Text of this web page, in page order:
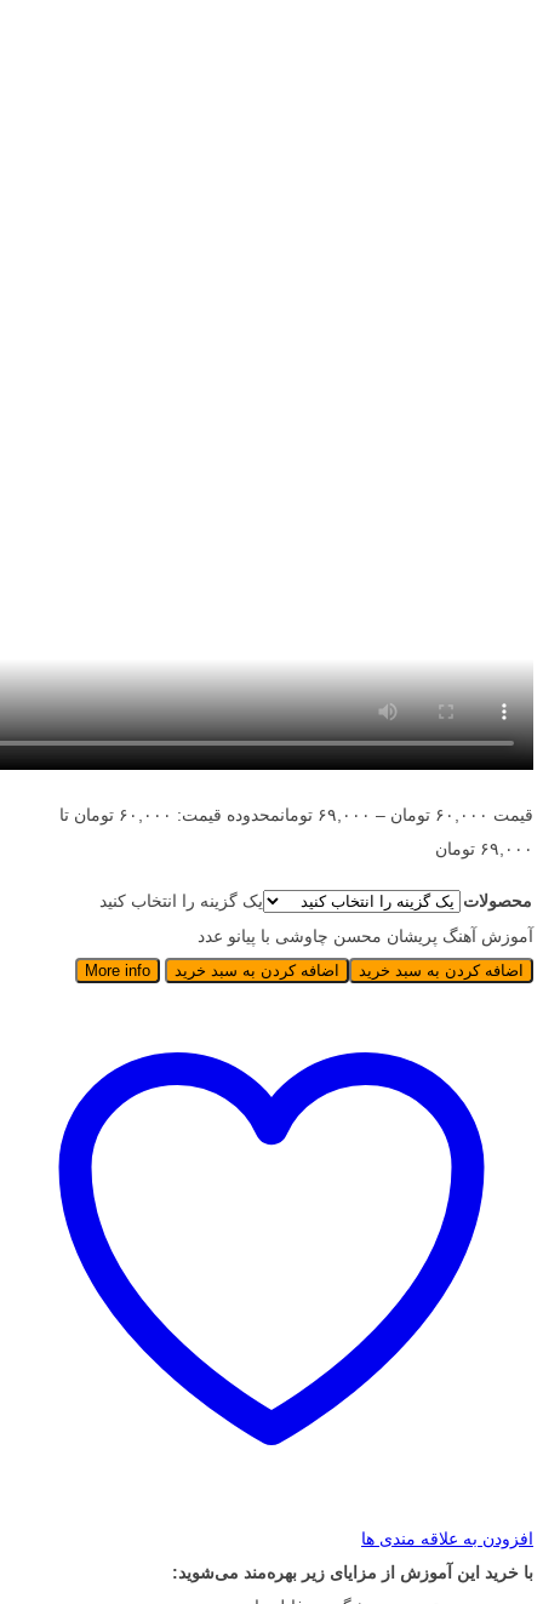
قیمت ۶۰,۰۰۰ تومان – ۶۹,۰۰۰ تومان
محدوده قیمت: ۶۰,۰۰۰ تومان تا
۶۹,۰۰۰ تومان
محصولات
یک گزینه را انتخاب کنید
آموزش آهنگ پریشان محسن چاوشی با پیانو عدد
اضافه کردن به سبد خرید اضافه کردن به سبد خرید More info
افزودن به علاقه مندی ها
با خرید این آموزش از مزایای زیر بهره‌مند می‌شوید: